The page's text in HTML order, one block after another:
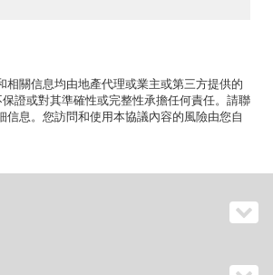
相關信息均由地產代理或業主或第三方提供的
證或對其準確性或完整性承擔任何責任。請聯
信息。您訪問和使用本協議內容的風險由您自